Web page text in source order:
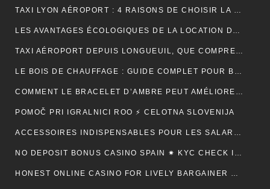
TAXI LYON AÉROPORT : 4 RAISONS DE CHOISIR LA FIABILITÉ ET LE CONFORT POUR VOS TRAJETS
LES AVANTAGES ÉCOLOGIQUES DE LA LOCATION DE BENNE
TAXI AÉROPORT DEPUIS LONGUEUIL, QUE COMPREND RÉELLEMENT LE PRIX ANNONCÉ ?
LE BOIS DE CHAUFFAGE : GUIDE COMPLET POUR BIEN CHOISIR SON COMBUSTIBLE
COMMENT LE BRACELET D’AMBRE PEUT AMÉLIORER VOTRE QUOTIDIEN
POMOČ PRI IGRALNICI ROO ⚡ CELOTNA SLOVENIJA
ACCESSOIRES INDISPENSABLES POUR LES SALARIÉS EN DÉPLACEMENT PROFESSIONNEL
NO DEPOSIT BONUS CASINO SPAIN ✷ KYC CHECK IN CANADA 🍀
HONEST ONLINE CASINO FOR LIVELY BARGAINER BACK ⚡️ CA ♦️